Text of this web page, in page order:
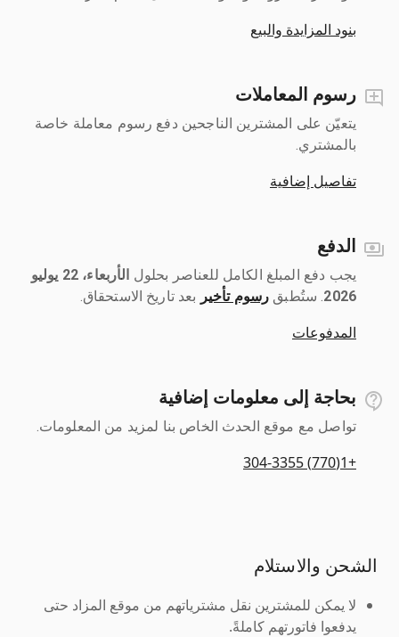
بنود المزايدة والبيع
رسوم المعاملات
يتعيّن على المشترين الناجحين دفع رسوم معاملة خاصة
بالمشتري.
تفاصيل إضافية
الدفع
يجب دفع المبلغ الكامل للعناصر بحلول ‎
الأربعاء، 22 يوليو
2026
رسوم تأخير بعد تاريخ الاستحقاق.
المدفوعات
بحاجة إلى معلومات إضافية
تواصل مع موقع الحدث الخاص بنا لمزيد من المعلومات.
+1(770) 304-3355
الشحن والاستلام
لا يمكن للمشترين نقل مشترياتهم من موقع المزاد حتى
يدفعوا فاتورتهم كاملةً.